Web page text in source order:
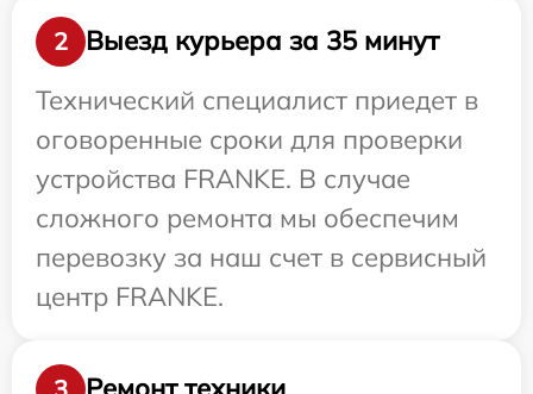
2
Выезд курьера за 35 минут
Технический специалист приедет в
оговоренные сроки для проверки
устройства FRANKE. В случае
сложного ремонта мы обеспечим
перевозку за наш счет в сервисный
центр FRANKE.